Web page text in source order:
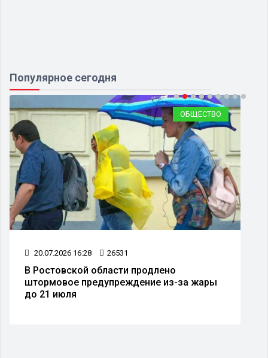
Популярное сегодня
ОБЩЕСТВО
20.07.2026 16:28 26531
Ростовской области продлено
предупреждение из-за жары
21 июля